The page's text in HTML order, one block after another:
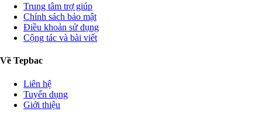
Trung tâm trợ giúp
Chính sách bảo mật
Điều khoản sử dụng
Cộng tác và bài viết
Về Tepbac
Liên hệ
Tuyển dụng
Giới thiệu